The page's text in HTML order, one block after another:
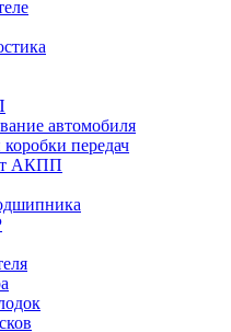
автомобиля
передач
АКПП